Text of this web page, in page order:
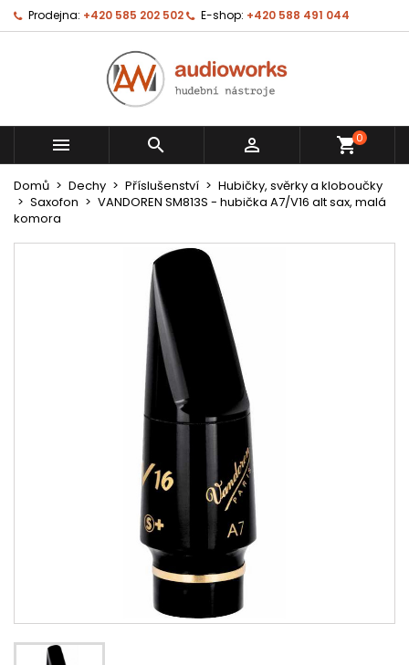
Prodejna: +420 585 202 502 E-shop: +420 588 491 044
   shopping_cart0
Domů Dechy Příslušenství
Hubičky, svěrky a kloboučky
Saxofon
VANDOREN SM813S - hubička A7/V16 alt sax, malá
komora